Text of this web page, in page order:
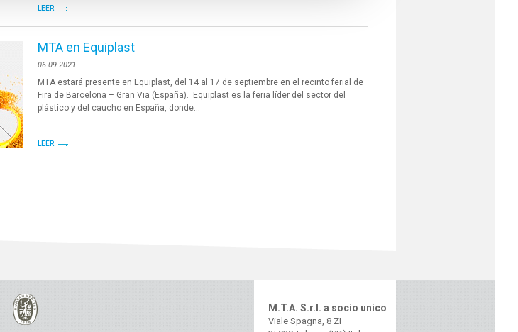
LEER
MTA en Equiplast
06.09.2021
MTA estará presente en Equiplast, del 14 al 17 de septiembre en el recinto ferial de
Fira de Barcelona – Gran Via (España). Equiplast es la feria líder del sector del
plástico y del caucho en España, donde...
LEER
M.T.A. S.r.l. a socio unico
Viale Spagna, 8 ZI